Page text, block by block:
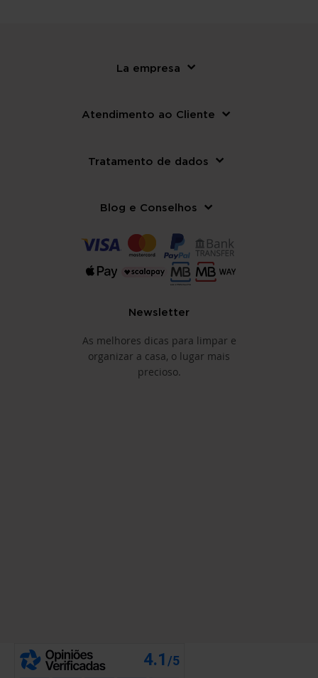
La empresa
Atendimento ao Cliente
Tratamento de dados
Blog e Conselhos
Newsletter
As melhores dicas para limpar e
organizar a casa, o lugar mais
precioso.